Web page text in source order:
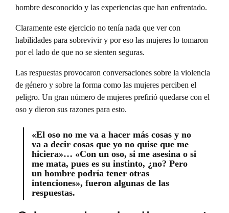
hombre desconocido y las experiencias que han enfrentado.
Claramente este ejercicio no tenía nada que ver con
habilidades para sobrevivir y por eso las mujeres lo tomaron
por el lado de que no se sienten seguras.
Las respuestas provocaron conversaciones sobre la violencia
de género y sobre la forma como las mujeres perciben el
peligro. Un gran número de mujeres prefirió quedarse con el
oso y dieron sus razones para esto.
«El oso no me va a hacer más cosas y no
va a decir cosas que yo no quise que me
hiciera»… «Con un oso, si me asesina o si
me mata, pues es su instinto, ¿no? Pero
un hombre podría tener otras
intenciones», fueron algunas de las
respuestas.